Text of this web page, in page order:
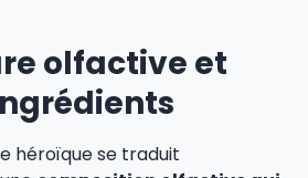
olfactive et
héroïque se traduit